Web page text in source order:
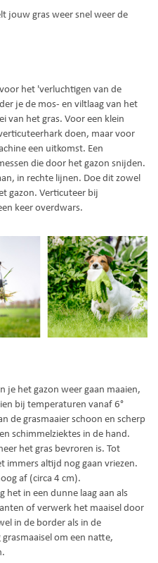
jouw gras weer snel weer de
het 'verluchtigen van de
je de mos- en viltlaag van het
van het gras. Voor een klein
doen, maar voor
een uitkomst. Een
die door het gazon snijden.
in rechte lijnen. Doe dit zowel
gazon. Verticuteer bij
keer overdwars.
je het gazon weer gaan maaien,
bij temperaturen vanaf 6°
de grasmaaier schoon en scherp
schimmelziektes in de hand.
het gras bevroren is. Tot
immers altijd nog gaan vriezen.
af (circa 4 cm).
het in een dunne laag aan als
of verwerk het maaisel door
in de border als in de
om een natte,